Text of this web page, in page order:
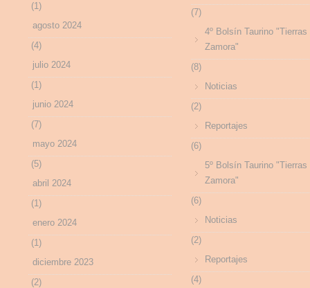
(1)
agosto 2024
(4)
julio 2024
(1)
junio 2024
(7)
mayo 2024
(5)
abril 2024
(1)
enero 2024
(1)
diciembre 2023
(2)
(7)
4º Bolsín Taurino "Tierras
Zamora"
(8)
Noticias
(2)
Reportajes
(6)
5º Bolsín Taurino "Tierras
Zamora"
(6)
Noticias
(2)
Reportajes
(4)